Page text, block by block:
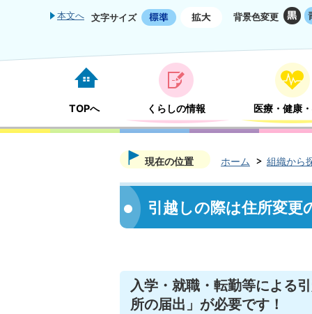
本文へ 文字サイズ 背景色変更
TOPへ くらしの情報 医療・健康
現在の位置 ホーム 組織から
引越しの際は住所変更
入学・就職・転勤等による
所の届出」が必要です！